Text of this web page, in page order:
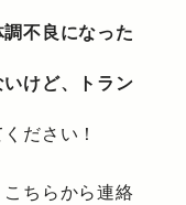
不良になった
けど、トラン
ださい！
ちらから連絡